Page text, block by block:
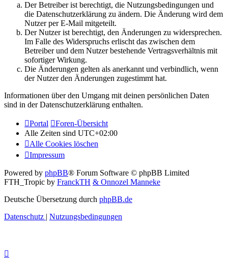
Der Betreiber ist berechtigt, die Nutzungsbedingungen und
die Datenschutzerklärung zu ändern. Die Änderung wird dem
Nutzer per E-Mail mitgeteilt.
Der Nutzer ist berechtigt, den Änderungen zu widersprechen.
Im Falle des Widerspruchs erlischt das zwischen dem
Betreiber und dem Nutzer bestehende Vertragsverhältnis mit
sofortiger Wirkung.
Die Änderungen gelten als anerkannt und verbindlich, wenn
der Nutzer den Änderungen zugestimmt hat.
Informationen über den Umgang mit deinen persönlichen Daten
sind in der Datenschutzerklärung enthalten.
Portal
Foren-Übersicht
Alle Zeiten sind UTC+02:00
Alle Cookies löschen
Impressum
Powered by phpBB® Forum Software © phpBB Limited
FTH_Tropic by FranckTH & Onnozel Manneke
Deutsche Übersetzung durch phpBB.de
Datenschutz | Nutzungsbedingungen